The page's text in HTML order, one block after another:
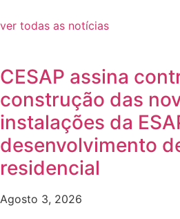
ver todas as notícias
CESAP assina
construção das
instalações da
desenvolvimento
residencial
Agosto 3, 2026